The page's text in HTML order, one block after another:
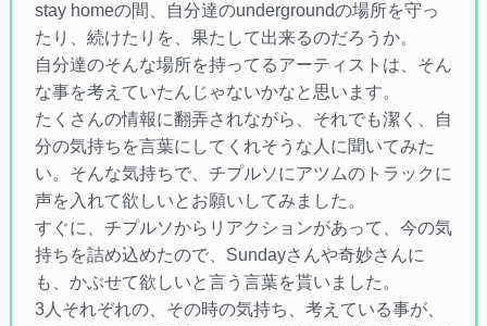
stay homeの間、自分達のundergroundの場所を守っ
たり、続けたりを、果たして出来るのだろうか。
自分達のそんな場所を持ってるアーティストは、そん
な事を考えていたんじゃないかなと思います。
たくさんの情報に翻弄されながら、それでも潔く、自
分の気持ちを言葉にしてくれそうな人に聞いてみた
い。そんな気持ちで、チプルソにアツムのトラックに
声を入れて欲しいとお願いしてみました。
すぐに、チプルソからリアクションがあって、今の気
持ちを詰め込めたので、Sundayさんや奇妙さんに
も、かぶせて欲しいと言う言葉を貰いました。
3人それぞれの、その時の気持ち、考えている事が、